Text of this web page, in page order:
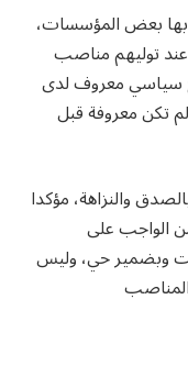
بها بعض المؤسسات،
عند توليهم مناصب
سياسي معروف لدى
تكن معروفة قبل
والنزاهة، مؤكدا
الواجب على
وبضمير حي، وليس